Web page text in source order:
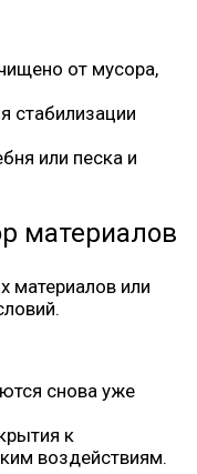
от мусора,
стабилизации
или песка и
материалов
материалов или
снова уже
к
воздействиям.